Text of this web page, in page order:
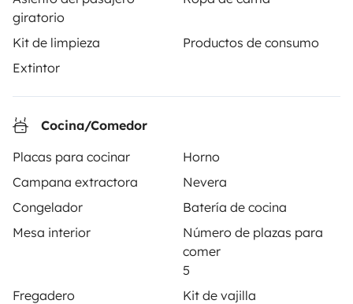
giratorio
Kit de limpieza
Productos de consumo
Extintor
Cocina/Comedor
Placas para cocinar
Horno
Campana extractora
Nevera
Congelador
Batería de cocina
Mesa interior
Número de plazas para
comer
5
Fregadero
Kit de vajilla
A partir de
95 €/día
Yescapa es una plataforma que facilita y asegura el
alquiler de autocaravanas y furgonetas campers entre
particulares. La plataforma tiene el papel de
intermediario de confianza y propone una solución
llave en mano para unas vacaciones en total libertad y
seguridad.
3.88/5 sobre 1170 opiniones de usuarios en Trusted
Shops